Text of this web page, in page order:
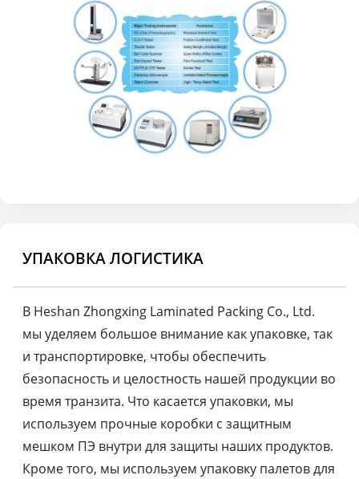
УПАКОВКА ЛОГИСТИКА
В Heshan Zhongxing Laminated Packing Co., Ltd.
мы уделяем большое внимание как упаковке, так
и транспортировке, чтобы обеспечить
безопасность и целостность нашей продукции во
время транзита. Что касается упаковки, мы
используем прочные коробки с защитным
мешком ПЭ внутри для защиты наших продуктов.
Кроме того, мы используем упаковку палетов для